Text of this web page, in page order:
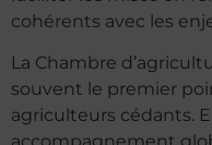
cohérents avec les
La Chambre
souvent le premier
agriculteurs cédants.